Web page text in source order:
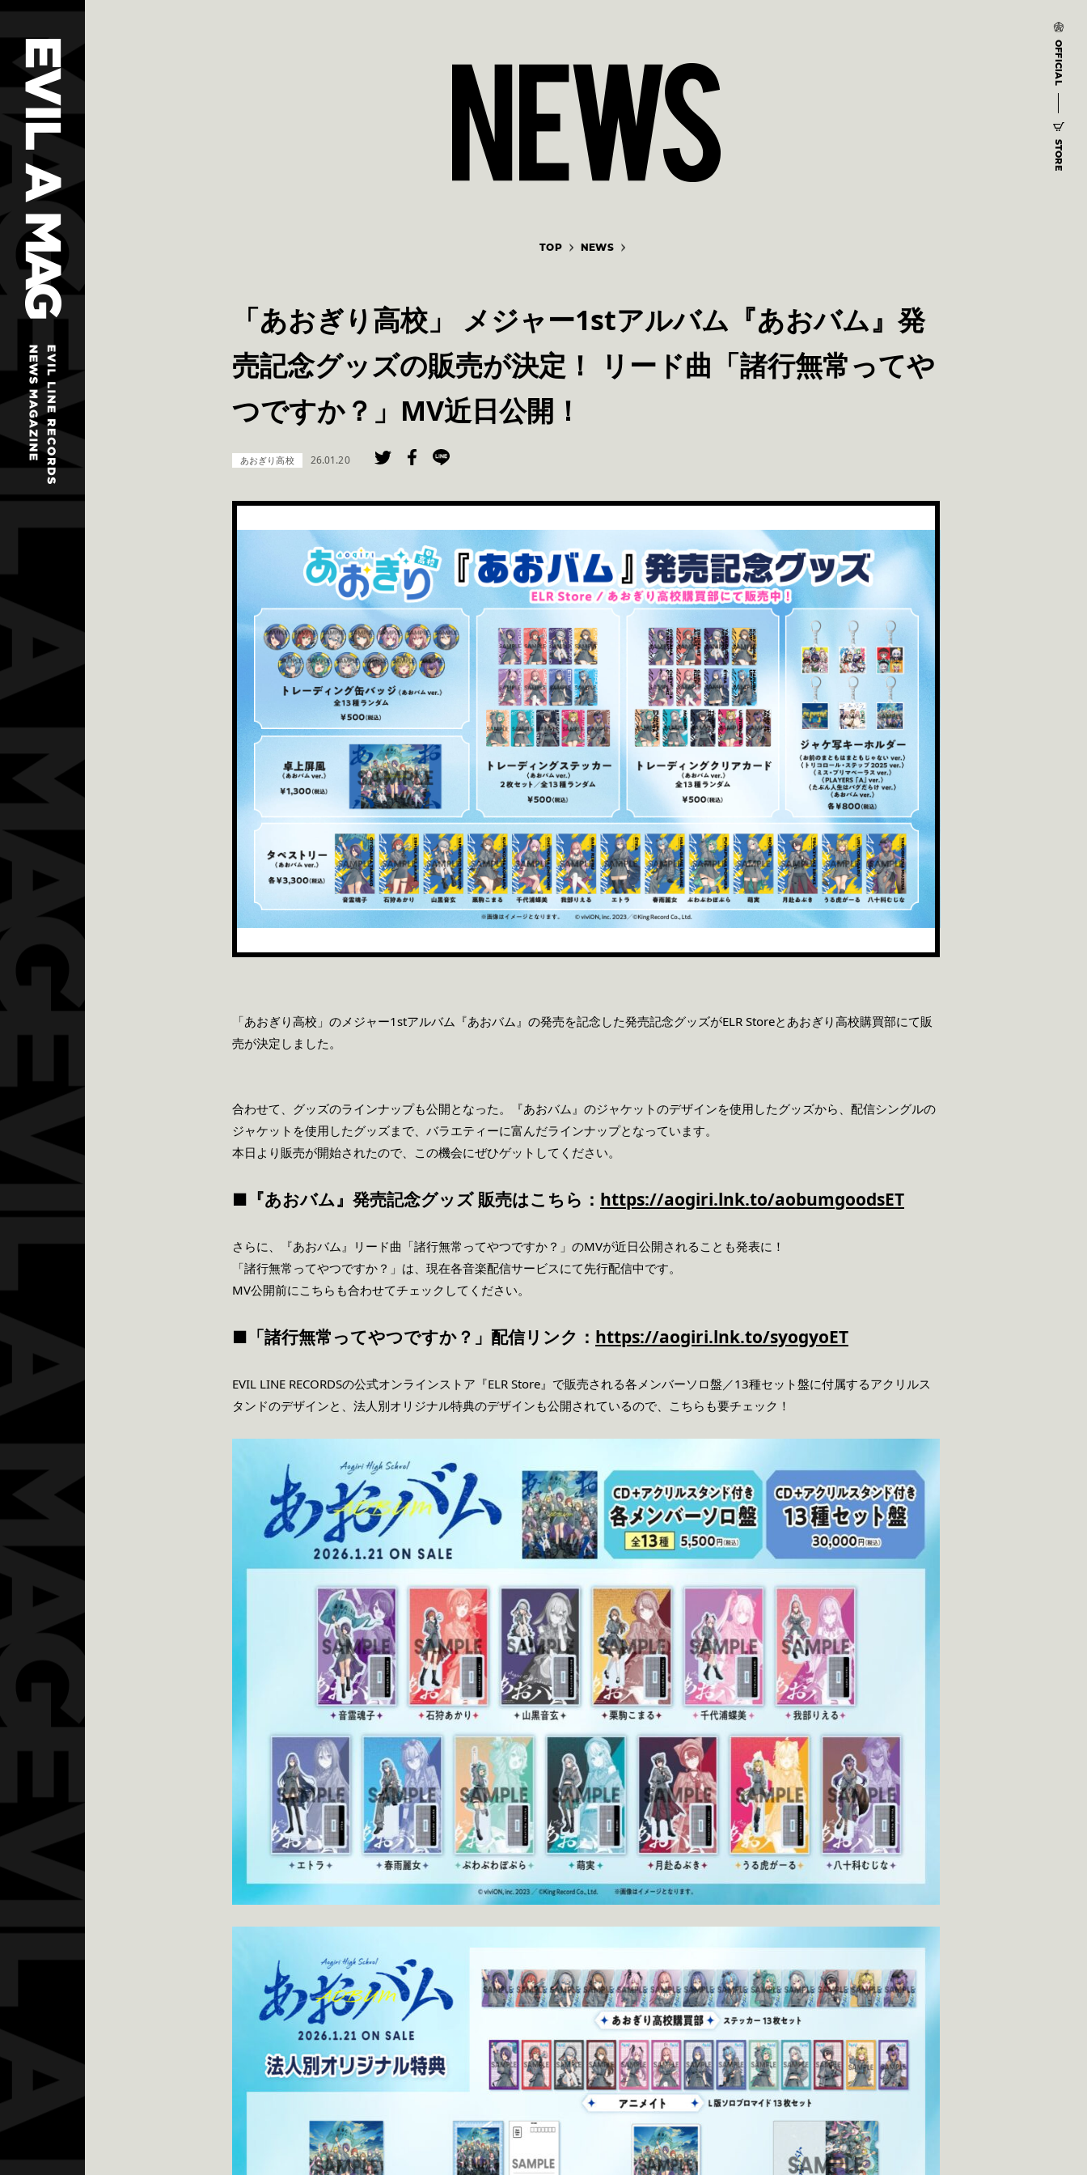
OFFICIAL
STORE
TOP NEWS
「あおぎり高校」 メジャー1stアルバム『あおバム』発
売記念グッズの販売が決定！ リード曲「諸行無常ってや
つですか？」MV近日公開！
あおぎり高校 26.01.20
「あおぎり高校」のメジャー1stアルバム『あおバム』の発売を記念した発売記念グッズがELR Storeとあおぎり高校購買部にて販
売が決定しました。
合わせて、グッズのラインナップも公開となった。『あおバム』のジャケットのデザインを使用したグッズから、配信シングルの
ジャケットを使用したグッズまで、バラエティーに富んだラインナップとなっています。
本日より販売が開始されたので、この機会にぜひゲットしてください。
■『あおバム』発売記念グッズ 販売はこちら： https://aogiri.lnk.to/aobumgoodsET
さらに、『あおバム』リード曲「諸行無常ってやつですか？」のMVが近日公開されることも発表に！
「諸行無常ってやつですか？」は、現在各音楽配信サービスにて先行配信中です。
MV公開前にこちらも合わせてチェックしてください。
■「諸行無常ってやつですか？」配信リンク： https://aogiri.lnk.to/syogyoET
EVIL LINE RECORDSの公式オンラインストア『ELR Store』で販売される各メンバーソロ盤／13種セット盤に付属するアクリルス
タンドのデザインと、法人別オリジナル特典のデザインも公開されているので、こちらも要チェック！